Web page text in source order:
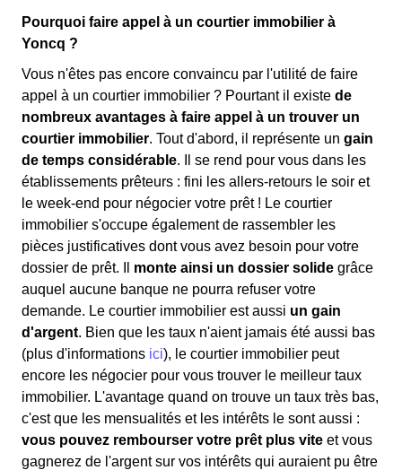
Pourquoi faire appel à un courtier immobilier à
Yoncq ?
Vous n'êtes pas encore convaincu par l'utilité de faire
appel à un courtier immobilier ? Pourtant il existe de
nombreux avantages à faire appel à un trouver un
courtier immobilier. Tout d'abord, il représente un gain
de temps considérable. Il se rend pour vous dans les
établissements prêteurs : fini les allers-retours le soir et
le week-end pour négocier votre prêt ! Le courtier
immobilier s'occupe également de rassembler les
pièces justificatives dont vous avez besoin pour votre
dossier de prêt. Il monte ainsi un dossier solide grâce
auquel aucune banque ne pourra refuser votre
demande. Le courtier immobilier est aussi un gain
d'argent. Bien que les taux n'aient jamais été aussi bas
(plus d'informations ici), le courtier immobilier peut
encore les négocier pour vous trouver le meilleur taux
immobilier. L'avantage quand on trouve un taux très bas,
c'est que les mensualités et les intérêts le sont aussi :
vous pouvez rembourser votre prêt plus vite et vous
gagnerez de l'argent sur vos intérêts qui auraient pu être